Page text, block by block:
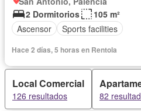
2 Dormitorios
105 m²
Ascensor
Sports facilities
Hace 2 días, 5 horas en Rentola
Local Comercial
126 resultados 82